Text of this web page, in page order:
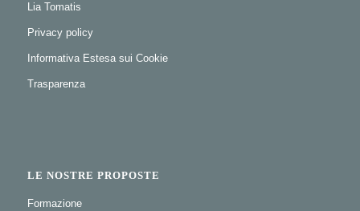
Lia Tomatis
Privacy policy
Informativa Estesa sui Cookie
Trasparenza
LE NOSTRE PROPOSTE
Formazione